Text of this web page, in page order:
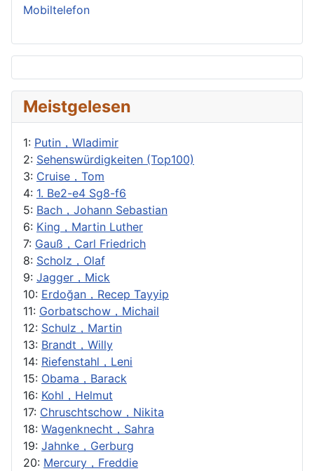
Mobiltelefon
Meistgelesen
1: Putin，Wladimir
2: Sehenswürdigkeiten (Top100)
3: Cruise，Tom
4: 1. Be2-e4 Sg8-f6
5: Bach，Johann Sebastian
6: King，Martin Luther
7: Gauß，Carl Friedrich
8: Scholz，Olaf
9: Jagger，Mick
10: Erdoğan，Recep Tayyip
11: Gorbatschow，Michail
12: Schulz，Martin
13: Brandt，Willy
14: Riefenstahl，Leni
15: Obama，Barack
16: Kohl，Helmut
17: Chruschtschow，Nikita
18: Wagenknecht，Sahra
19: Jahnke，Gerburg
20: Mercury，Freddie